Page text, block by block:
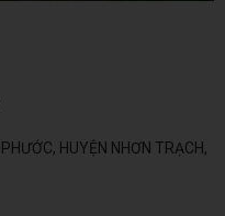
HUYỆN NHƠN TRẠCH,